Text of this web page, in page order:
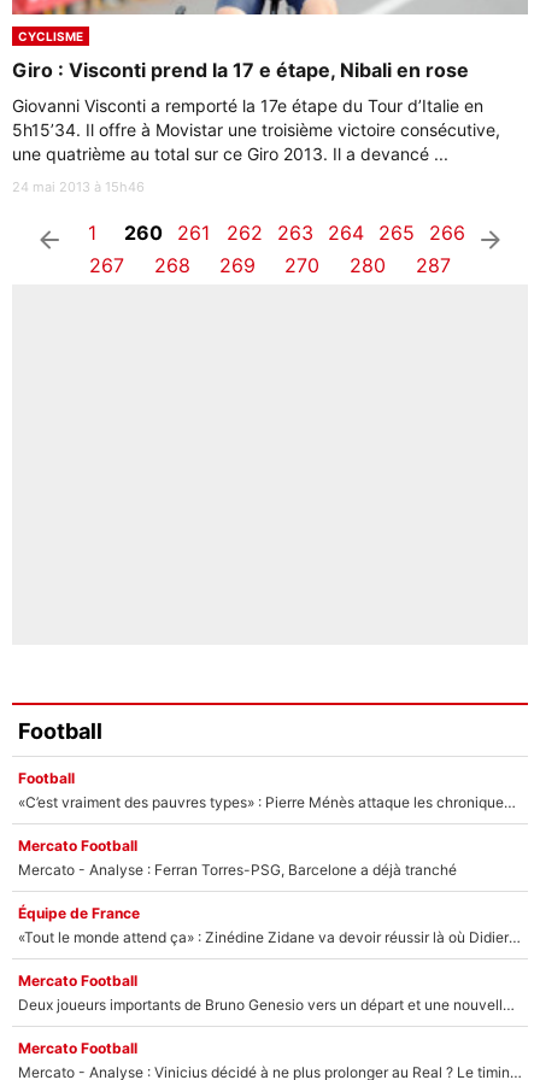
CYCLISME
Giro : Visconti prend la 17 e étape, Nibali en rose
Giovanni Visconti a remporté la 17e étape du Tour d’Italie en
5h15’34. Il offre à Movistar une troisième victoire consécutive,
une quatrième au total sur ce Giro 2013. Il a devancé ...
24 mai 2013 à 15h46
arrow_left 1 260 261 262 263 264 265
266
267
268 269 270 280 287
arrow_right
Football
Football
«C’est vraiment des pauvres types» : Pierre Ménès attaque les chroniqueurs de l’After Foot… et s’en prend violemment Walid Acherchour
Mercato Football
Mercato - Analyse : Ferran Torres-PSG, Barcelone a déjà tranché
Équipe de France
«Tout le monde attend ça» : Zinédine Zidane va devoir réussir là où Didier Deschamps a échoué pendant 14 ans
Mercato Football
Deux joueurs importants de Bruno Genesio vers un départ et une nouvelle piste en Premier League : Le mercato de l’OM va enfin s’accélérer ?
Mercato Football
Mercato - Analyse : Vinicius décidé à ne plus prolonger au Real ? Le timing de ces informations n'est pas anodin